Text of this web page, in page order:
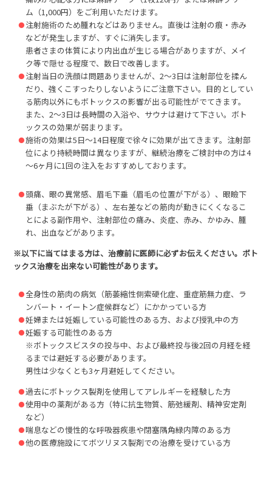
ム（1,000円）をご利用いただけます。
注射施術のため腫れなどはありません。直後は注射の痕・赤み
などが発生しますが、すぐに消失します。
患者さまの体質により内出血が生じる場合がありますが、メイ
ク等で隠せる程度で、数日で改善します。
注射当日の洗顔は問題ありませんが、2～3日は注射部位を揉ん
だり、強くこすったりしないようにご注意下さい。目的としてい
る筋肉以外にもボトックスの影響が出る可能性がでてきます。
また、2～3日は長時間の入浴や、サウナは避けて下さい。ボト
ックスの効果が弱まります。
施術の効果は5日～14日程度で徐々に効果が出てきます。注射部
位により持続時間は異なりますが、継続治療をご検討中の方は4
～6ヶ月に1回の注入をおすすめしております。
頭痛、眼の異常感、眉毛下垂（眉毛の位置が下がる）、眼瞼下
垂（まぶたが下がる）、左右差などの筋肉が動きにくくなるこ
とによる副作用や、注射部位の痛み、炎症、赤み、かゆみ、腫
れ、出血などがあります。
※以下に当てはまる方は、治療前に医師に必ずお伝えください。ボト
ックス治療を出来ない可能性があります。
全身性の筋肉の病気（筋萎縮性側索硬化症、重症筋無力症、ラ
ンバート・イートン症候群など）にかかっている方
妊婦または妊娠している可能性のある方、および授乳中の方
妊娠する可能性のある方
※ボトックスビスタの投与中、および最終投与後2回の月経を経
るまでは避妊する必要があります。
男性は少なくとも3ヶ月避妊してください。
過去にボトックス製剤を使用してアレルギーを経験した方
使用中の薬剤がある方（特に抗生物質、筋弛緩剤、精神安定剤
など）
喘息などの慢性的な呼吸器疾患や閉塞隅角緑内障のある方
他の医療施設にてボツリヌス製剤での治療を受けている方